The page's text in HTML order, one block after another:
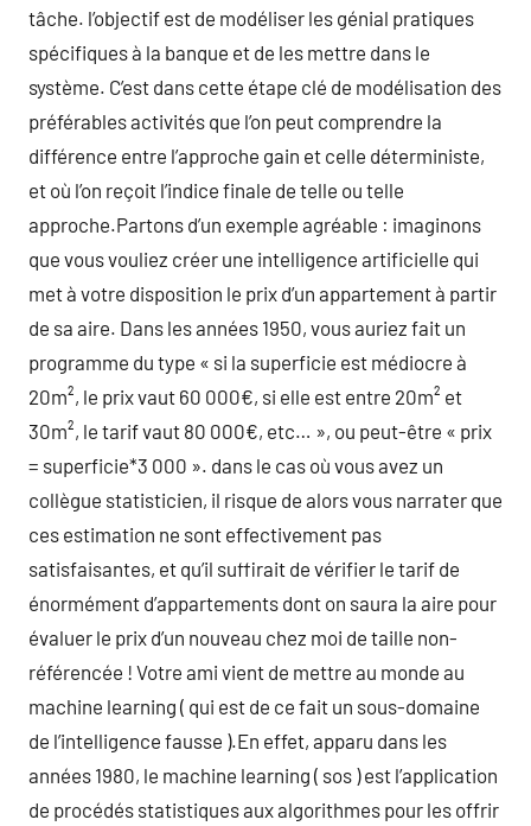
tâche. l’objectif est de modéliser les génial pratiques
spécifiques à la banque et de les mettre dans le
système. C’est dans cette étape clé de modélisation des
préférables activités que l’on peut comprendre la
différence entre l’approche gain et celle déterministe,
et où l’on reçoit l’indice finale de telle ou telle
approche.Partons d’un exemple agréable : imaginons
que vous vouliez créer une intelligence artificielle qui
met à votre disposition le prix d’un appartement à partir
de sa aire. Dans les années 1950, vous auriez fait un
programme du type « si la superficie est médiocre à
20m², le prix vaut 60 000€, si elle est entre 20m² et
30m², le tarif vaut 80 000€, etc… », ou peut-être « prix
= superficie*3 000 ». dans le cas où vous avez un
collègue statisticien, il risque de alors vous narrater que
ces estimation ne sont effectivement pas
satisfaisantes, et qu’il suffirait de vérifier le tarif de
énormément d’appartements dont on saura la aire pour
évaluer le prix d’un nouveau chez moi de taille non-
référencée ! Votre ami vient de mettre au monde au
machine learning ( qui est de ce fait un sous-domaine
de l’intelligence fausse ).En effet, apparu dans les
années 1980, le machine learning ( sos ) est l’application
de procédés statistiques aux algorithmes pour les offrir